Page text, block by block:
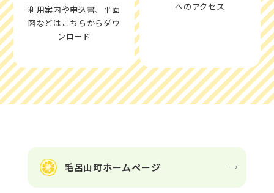
利用案内や申込書、平面
図などはこちらからダウ
ンロード
へのアクセス
毛呂山町ホームページ